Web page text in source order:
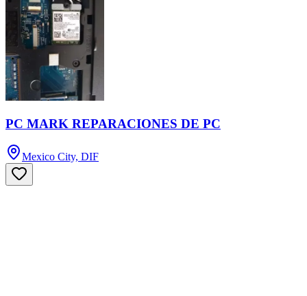
PC MARK REPARACIONES DE PC
Mexico City, DIF